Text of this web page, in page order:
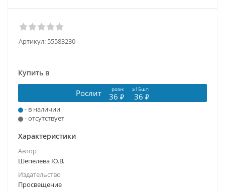
Артикул: 55583230
Купить в
Рослит розн: ≥15шт:
36 ₽ 36 ₽
- в наличии
- отсутствует
Характеристики
Автор
Шепелева Ю.В.
Издательство
Просвещение